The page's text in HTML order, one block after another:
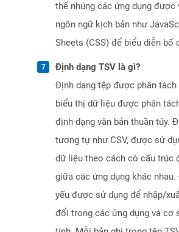
thể nhúng các ứng dụng được
ngôn ngữ kịch bản như
Sheets (CSS) để biểu diễn bố
Định dạng TSV là gì?
Định dạng tệp được phân tách
biểu thị dữ liệu được phân
định dạng văn bản thuần túy.
tương tự như CSV, được sử
dữ liệu theo cách có cấu trúc
giữa các ứng dụng khác
yếu được sử dụng để nhập/
đổi trong các ứng dụng và cơ